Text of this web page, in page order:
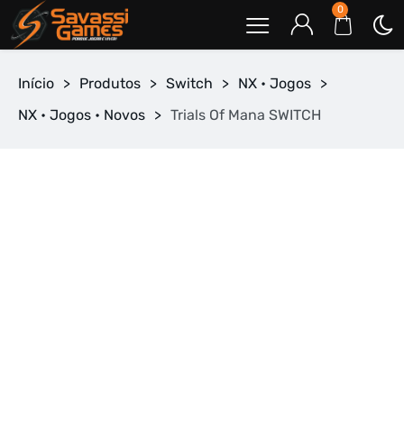
0
Início > Produtos > Switch > NX • Jogos >
NX • Jogos • Novos > Trials Of Mana SWITCH